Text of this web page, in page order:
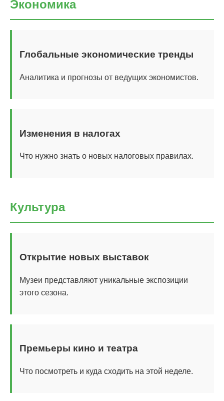
Экономика
Глобальные экономические тренды
Аналитика и прогнозы от ведущих экономистов.
Изменения в налогах
Что нужно знать о новых налоговых правилах.
Культура
Открытие новых выставок
Музеи представляют уникальные экспозиции
этого сезона.
Премьеры кино и театра
Что посмотреть и куда сходить на этой неделе.